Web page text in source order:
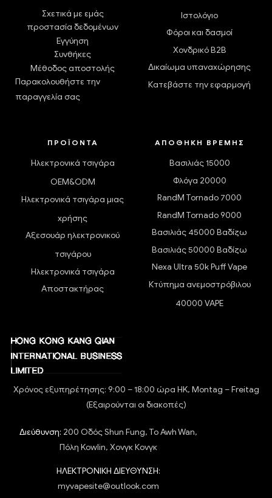
Σχετικά με εμάς
προστασία δεδομένων
Εγγύηση
Συνθήκες
Μέθοδος αποστολής
Παρακολουθήστε την
παραγγελία σας
Ιστολόγιο
Φόροι και δασμοί
Χονδρικό B2B
Δικαίωμα υπαναχώρησης
Κατεβάστε την εφαρμογή
ΠΡΟΪΌΝΤΑ
Ηλεκτρονικά τσιγάρα
OEM&ODM
Ηλεκτρονικά τσιγάρα μιας
χρήσης
Αξεσουάρ ηλεκτρονικού
τσιγάρου
Ηλεκτρονικά τσιγάρα
Αποστακτήρας
ΑΠΟΘΉΚΗ ΒΡΈΜΗΣ
Βασιλιάς 15000
Φλόγα 20000
RandM Tornado 7000
RandM Tornado 9000
Βασιλιάς 45000 Βαδίζω
Βασιλιάς 50000 Βαδίζω
Nexa Ultra 50k Puff Vape
Κτύπημα ανεμοστρόβιλου
40000 VAPE
Χρόνος εξυπηρέτησης: 9:00 – 18:00 ώρα HK, Montag – Freitag
(Εξαιρούνται οι διακοπές)
Διεύθυνση: 200 Οδός Shun Fung, To Awh Wan,
Πόλη Kowlin, Χονγκ Κονγκ
ΗΛΕΚΤΡΟΝΙΚΗ ΔΙΕΥΘΥΝΣΗ:
myvapesite@outlook.com